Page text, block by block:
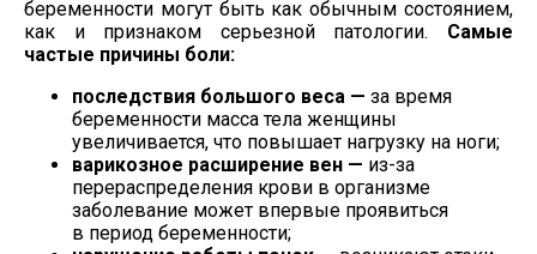
беременности могут быть как обычным состоянием,
как и признаком серьезной патологии. Самые
частые причины боли:
последствия большого веса — за время
беременности масса тела женщины
увеличивается, что повышает нагрузку на ноги;
варикозное расширение вен — из-за
перераспределения крови в организме
заболевание может впервые проявиться
в период беременности;